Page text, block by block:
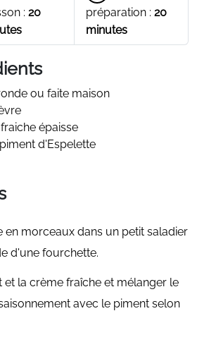
: 20
préparation : 20
minutes
ou faite maison
épaisse
d'Espelette
en morceaux dans un petit saladier
d'une fourchette.
la crème fraîche et mélanger le
avec le piment selon